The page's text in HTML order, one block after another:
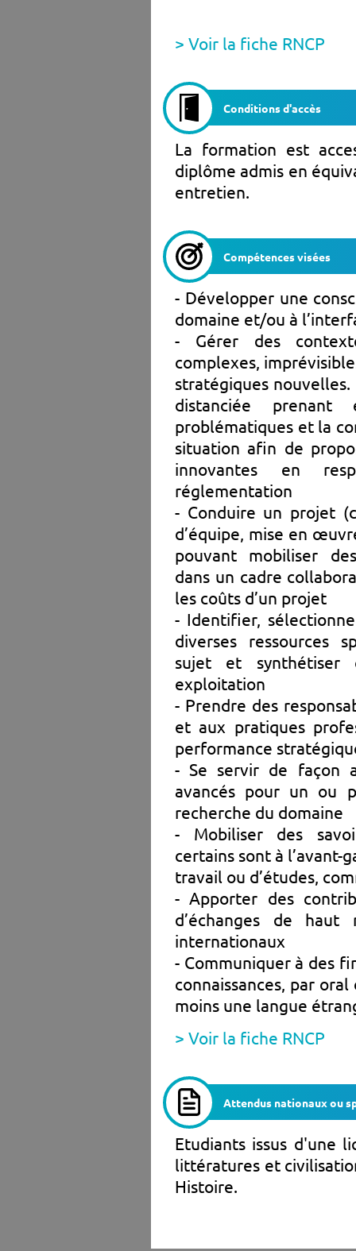
> Voir la fiche RNCP
Conditions d'accès
La formation est
diplôme admis en
entretien.
Compétences visées
- Développer une
domaine et/ou à
- Gérer des
complexes,
stratégiques
distanciée
problématiques et la
situation afin de
innovantes en
réglementation
- Conduire un projet
d’équipe, mise en
pouvant mobiliser
dans un cadre
les coûts d’un projet
- Identifier,
diverses ressources
sujet et
exploitation
- Prendre des
et aux pratiques
performance
- Se servir de façon
avancés pour un ou
recherche du domaine
- Mobiliser des
certains sont à l’avant-
travail ou d’études,
- Apporter des
d’échanges de
internationaux
- Communiquer à des
connaissances, par
moins une langue
> Voir la fiche RNCP
Attendus nationaux ou
Etudiants issus d'une
littératures et
Histoire.